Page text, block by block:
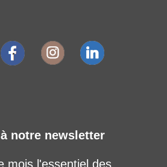
notre newsletter
mois l'essentiel des